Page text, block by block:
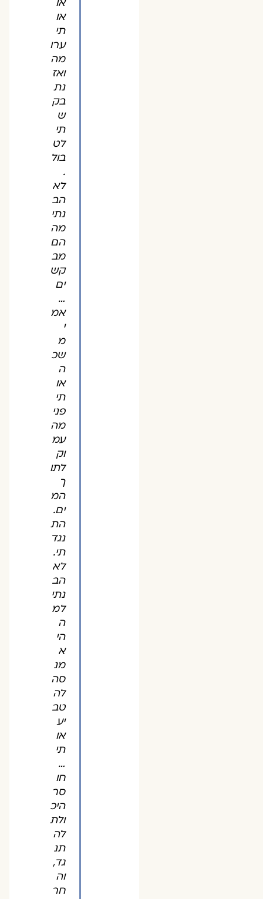
או
או
תי
ערו
מה
ואז
נת
בק
ש
תי
לט
בול
.
לא
הב
נתי
מה
הם
מב
קש
ים
…
אמ
י
מ
שכ
ה
או
תי
פני
מה
עמ
וק
לתו
ך
המ
ים.
הת
נגד
תי.
לא
הב
נתי
למ
ה
הי
א
מנ
סה
לה
טב
יע
או
תי
…
חו
סר
היכ
ולת
לה
תנ
גד,
וה
חר